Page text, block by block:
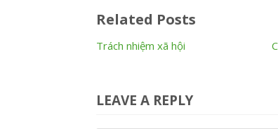
Related Posts
Trách nhiệm xã hội
LEAVE A REPLY